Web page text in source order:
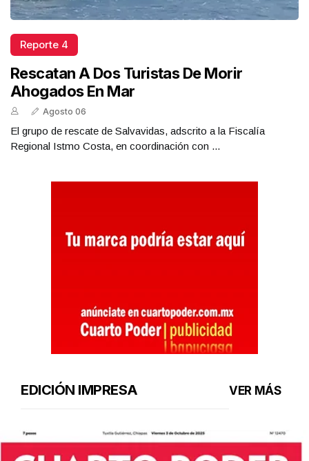
Reporte 4
Rescatan A Dos Turistas De Morir
Ahogados En Mar
Agosto 06
El grupo de rescate de Salvavidas, adscrito a la Fiscalía
Regional Istmo Costa, en coordinación con ...
EDICIÓN IMPRESA VER MÁS